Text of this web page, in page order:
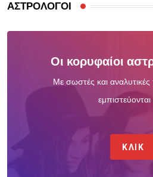
ΑΣΤΡΟΛΌΓΟΙ
Οι κορυφαίοι
Με σωστές και
εμπιστεύονται
ΚΛΙΚ